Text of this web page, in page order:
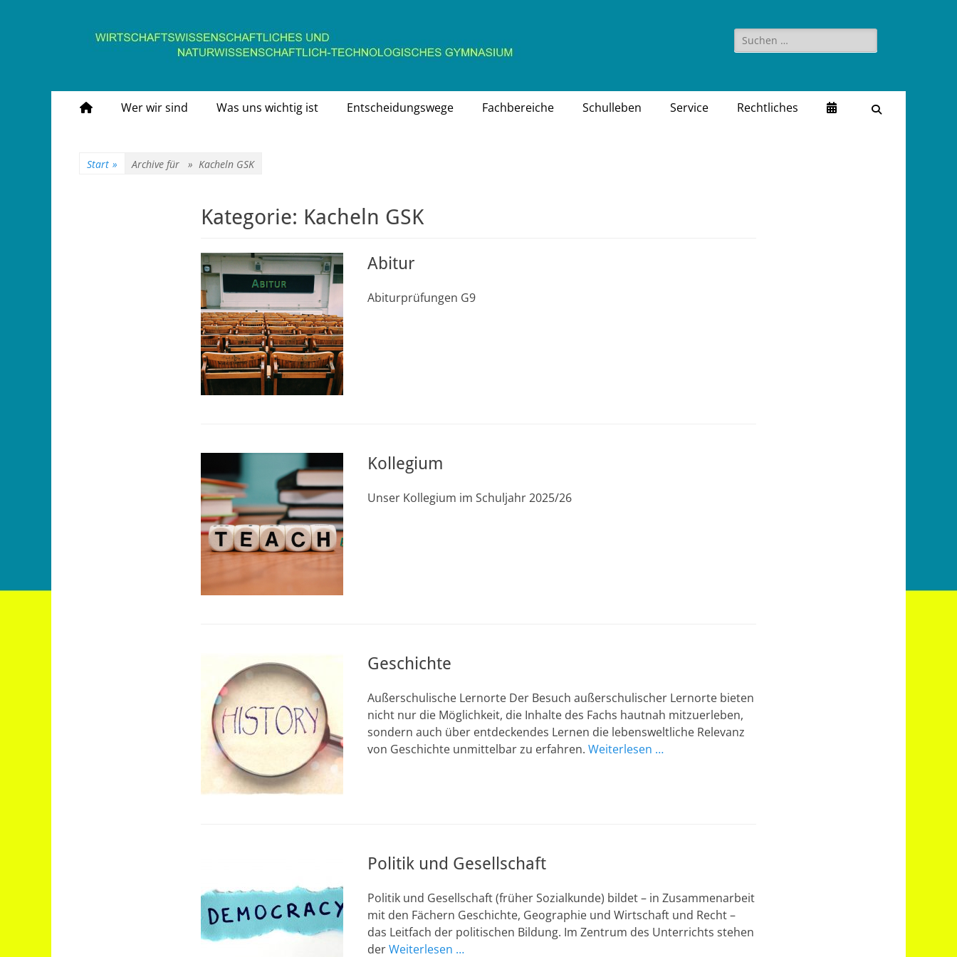
Gymnasium Stein
wirtschaftswissenschaftliches und naturwissenschaftlich-technologisches Gymnasium
Suchen
nach:
Primäres
Zum
Inhalt
Wer wir sind Was uns wichtig ist Entscheidungswege Fachbereiche Schulleben Service Rechtliches
Start » Archive für » Kacheln GSK
Kategorie: Kacheln GSK
Abitur
Abiturprüfungen G9
Kollegium
Unser Kollegium im Schuljahr 2025/26
Geschichte
Außerschulische Lernorte Der Besuch außerschulischer Lernorte bieten
nicht nur die Möglichkeit, die Inhalte des Fachs hautnah mitzuerleben,
sondern auch über entdeckendes Lernen die lebensweltliche Relevanz
von Geschichte unmittelbar zu erfahren. Weiterlesen …
Politik und Gesellschaft
Politik und Gesellschaft (früher Sozialkunde) bildet – in Zusammenarbeit
mit den Fächern Geschichte, Geographie und Wirtschaft und Recht –
das Leitfach der politischen Bildung. Im Zentrum des Unterrichts stehen
derWeiterlesen …